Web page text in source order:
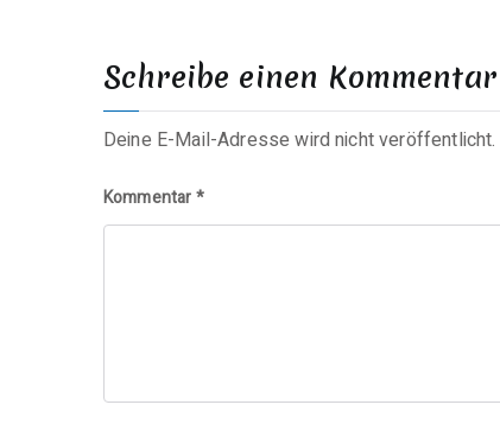
Schreibe einen Kommentar
Deine E-Mail-Adresse wird nicht veröffentlicht.
Kommentar*